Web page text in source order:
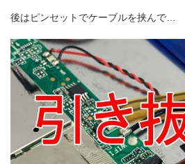
後はピンセットでケーブルを挟んで…